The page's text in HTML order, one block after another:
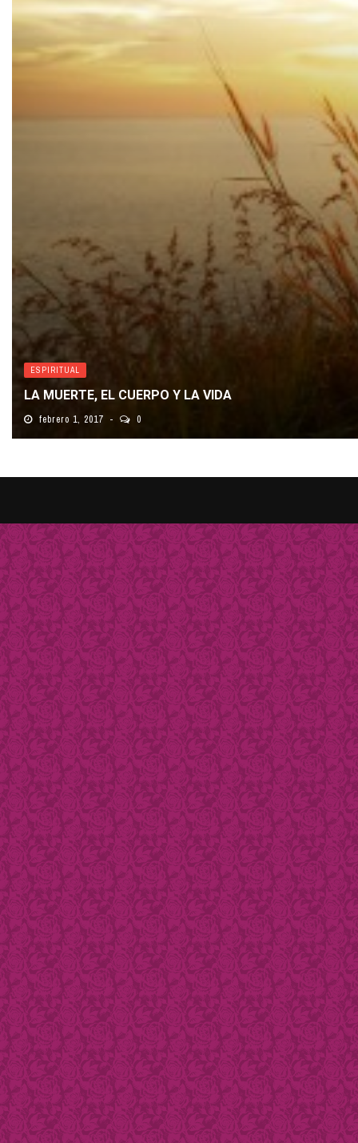
ESPIRITUAL
LA MUERTE, EL CUERPO Y LA VIDA
febrero 1, 2017 0